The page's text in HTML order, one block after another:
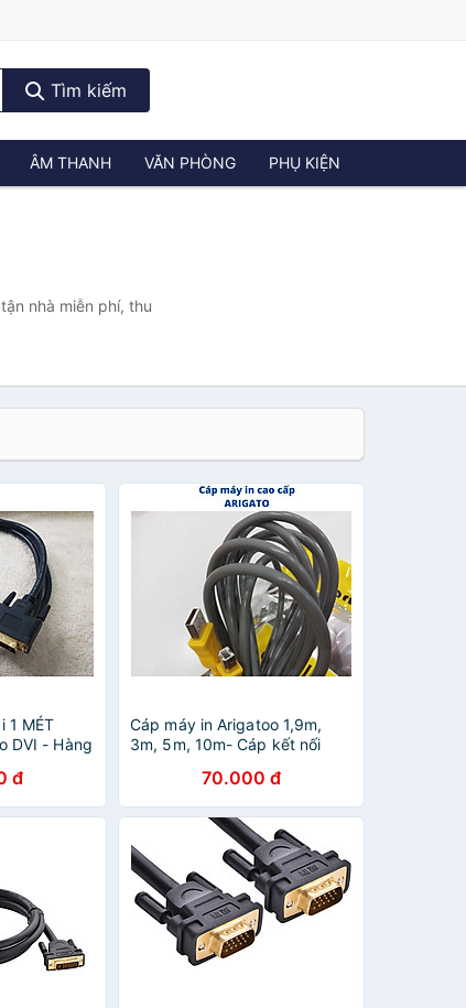
Tìm kiếm
ÂM THANH VĂN PHÒNG PHỤ KIỆN
nhà miễn phí, thu
1 MÉT
DVI - Hàng
đ
Cáp máy in Arigatoo 1,9m,
3m, 5m, 10m- Cáp kết nối
70.000 đ